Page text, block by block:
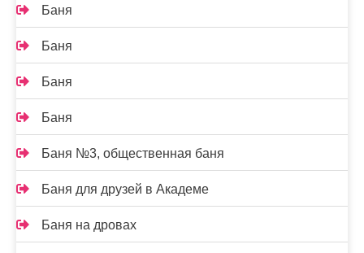
Баня
Баня
Баня
Баня
Баня №3, общественная баня
Баня для друзей в Академе
Баня на дровах